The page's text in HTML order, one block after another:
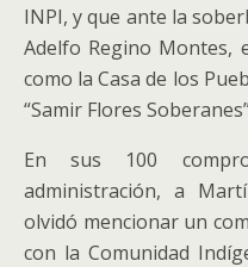
INPI, y que ante la
Adelfo Regino Montes,
como la Casa de los
“Samir Flores
En sus 100
administración, a
olvidó mencionar un
con la Comunidad